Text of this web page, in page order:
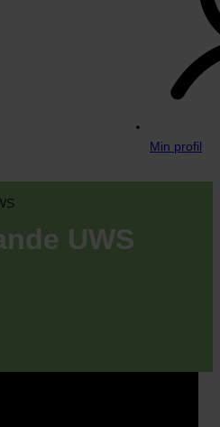
Min profil
UWS